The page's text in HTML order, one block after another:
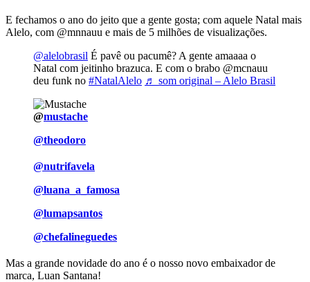
E fechamos o ano do jeito que a gente gosta; com aquele Natal mais
Alelo, com @mnnauu e mais de 5 milhões de visualizações.
@alelobrasil É pavê ou pacumê? A gente amaaaa o
Natal com jeitinho brazuca. E com o brabo @mcnauu
deu funk no #NatalAlelo ♬ som original – Alelo Brasil
@mustache
@theodoro
@nutrifavela
@luana_a_famosa
@lumapsantos
@chefalineguedes
Mas a grande novidade do ano é o nosso novo embaixador de
marca, Luan Santana!